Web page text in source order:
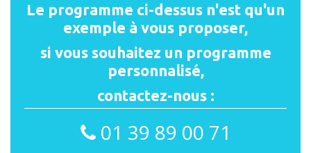
Le programme ci-dessus n'est qu'un
exemple à vous proposer,
si vous souhaitez un programme
personnalisé,
contactez-nous :
01 39 89 00 71